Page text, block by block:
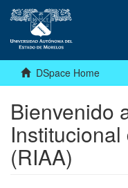
DSpace Home
Bienvenido
(RIAA)